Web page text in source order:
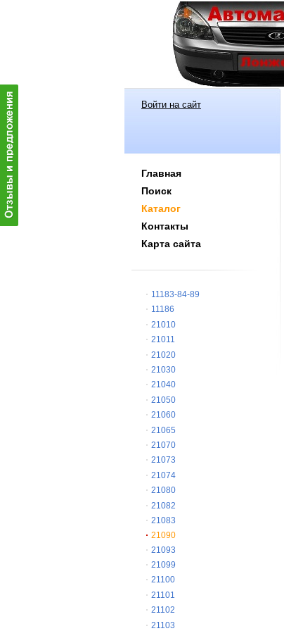
Войти на сайт
Главная
Поиск
Каталог
Контакты
Карта сайта
11183-84-89
11186
21010
21011
21020
21030
21040
21050
21060
21065
21070
21073
21074
21080
21082
21083
21090
21093
21099
21100
21101
21102
21103